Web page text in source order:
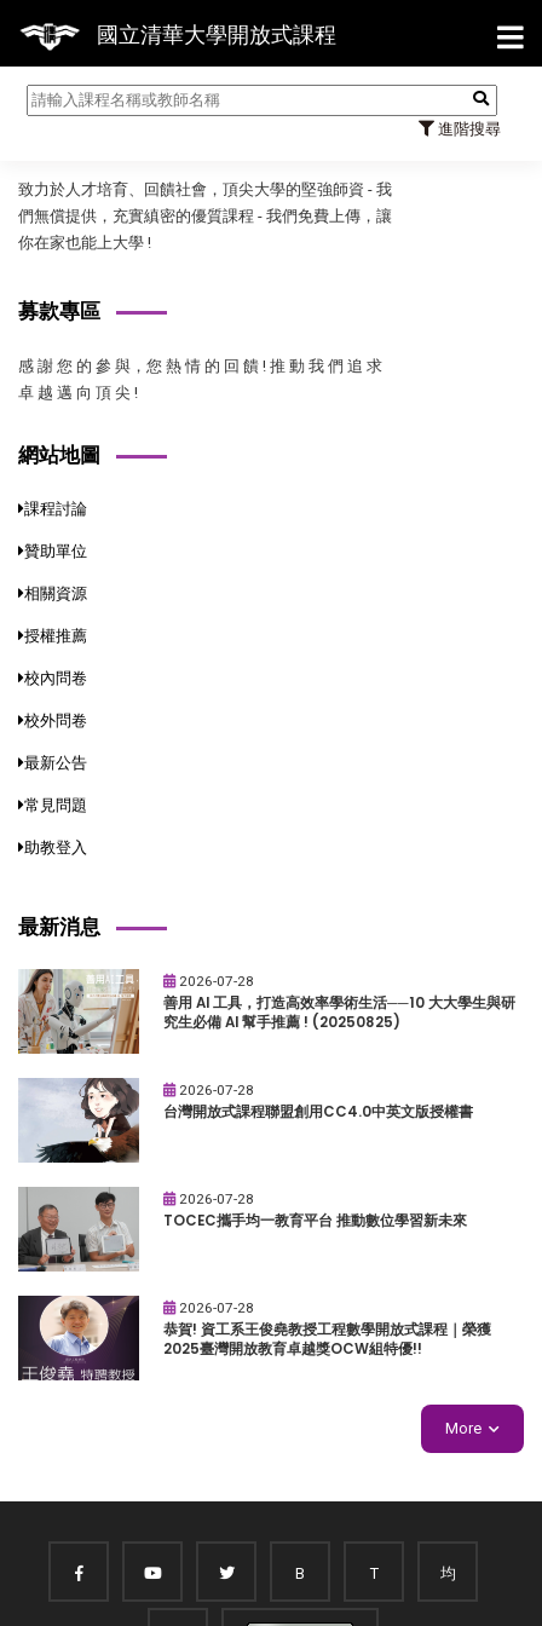
國立清華大學開放式課程
進階搜尋
【
致力於人才培育、回饋社會，頂尖大學的堅強師資 - 我
們無償提供，充實縝密的優質課程 - 我們免費上傳，讓
你在家也能上大學 !
募款專區
感 謝 您 的 參 與，您 熱 情 的 回 饋 ! 推 動 我 們 追 求
卓 越 邁 向 頂 尖 !
網站地圖
課程討論
贊助單位
相關資源
授權推薦
校內問卷
校外問卷
最新公告
常見問題
助教登入
最新消息
2026-07-28
善用 AI 工具，打造高效率學術生活──10 大大學生與研
究生必備 AI 幫手推薦 ! (20250825)
2026-07-28
台灣開放式課程聯盟創用CC4.0中英文版授權書
2026-07-28
TOCEC攜手均一教育平台 推動數位學習新未來
2026-07-28
恭賀! 資工系王俊堯教授工程數學開放式課程｜榮獲
2025臺灣開放教育卓越獎OCW組特優!!
More
B T 均